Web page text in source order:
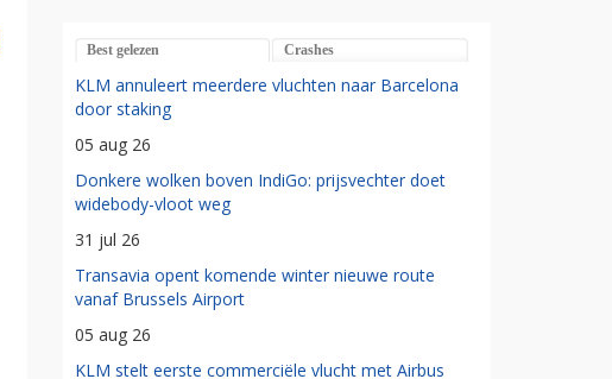
Best gelezen Crashes
KLM annuleert meerdere vluchten naar Barcelona
door staking
05 aug 26
Donkere wolken boven IndiGo: prijsvechter doet
widebody-vloot weg
31 jul 26
Transavia opent komende winter nieuwe route
vanaf Brussels Airport
05 aug 26
KLM stelt eerste commerciële vlucht met Airbus